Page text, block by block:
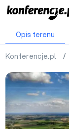
Opis terenu
Konferencje.pl /